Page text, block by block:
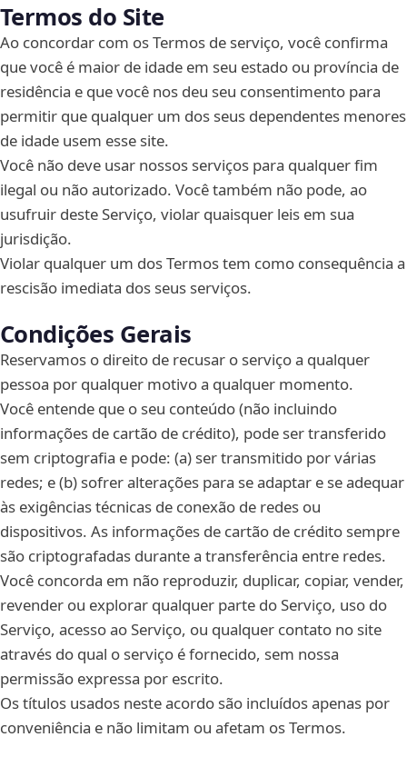
Termos do Site
Ao concordar com os Termos de serviço, você confirma
que você é maior de idade em seu estado ou província de
residência e que você nos deu seu consentimento para
permitir que qualquer um dos seus dependentes menores
de idade usem esse site.
Você não deve usar nossos serviços para qualquer fim
ilegal ou não autorizado. Você também não pode, ao
usufruir deste Serviço, violar quaisquer leis em sua
jurisdição.
Violar qualquer um dos Termos tem como consequência a
rescisão imediata dos seus serviços.
Condições Gerais
Reservamos o direito de recusar o serviço a qualquer
pessoa por qualquer motivo a qualquer momento.
Você entende que o seu conteúdo (não incluindo
informações de cartão de crédito), pode ser transferido
sem criptografia e pode: (a) ser transmitido por várias
redes; e (b) sofrer alterações para se adaptar e se adequar
às exigências técnicas de conexão de redes ou
dispositivos. As informações de cartão de crédito sempre
são criptografadas durante a transferência entre redes.
Você concorda em não reproduzir, duplicar, copiar, vender,
revender ou explorar qualquer parte do Serviço, uso do
Serviço, acesso ao Serviço, ou qualquer contato no site
através do qual o serviço é fornecido, sem nossa
permissão expressa por escrito.
Os títulos usados neste acordo são incluídos apenas por
conveniência e não limitam ou afetam os Termos.